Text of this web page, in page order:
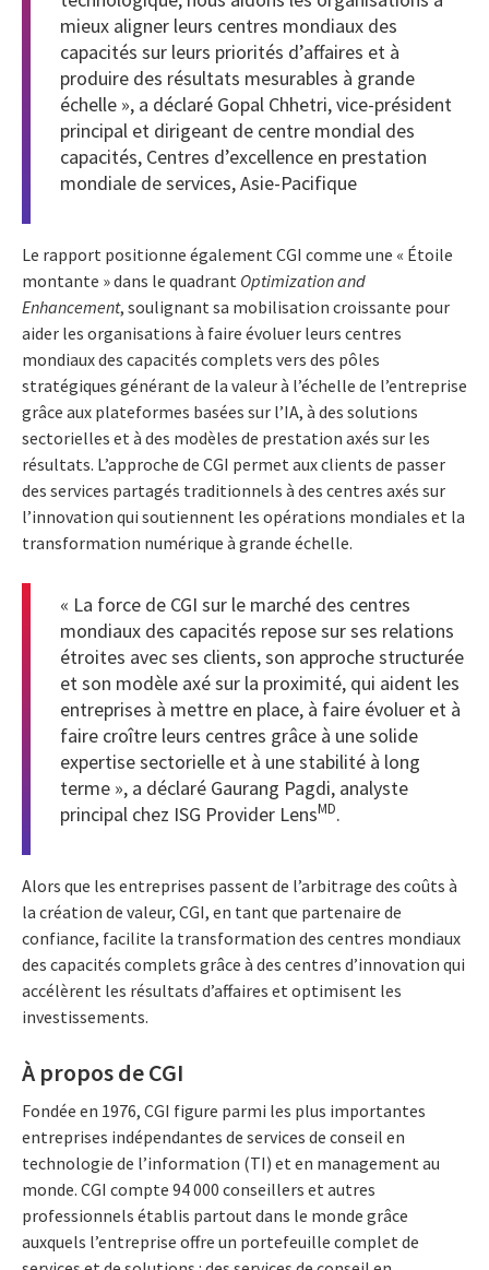
mieux aligner leurs centres mondiaux des
capacités sur leurs priorités d’affaires et à
produire des résultats mesurables à grande
échelle », a déclaré Gopal Chhetri, vice-président
principal et dirigeant de centre mondial des
capacités, Centres d’excellence en prestation
mondiale de services, Asie-Pacifique
Le rapport positionne également CGI comme une « Étoile
montante » dans le quadrant Optimization and
Enhancement, soulignant sa mobilisation croissante pour
aider les organisations à faire évoluer leurs centres
mondiaux des capacités complets vers des pôles
stratégiques générant de la valeur à l’échelle de l’entreprise
grâce aux plateformes basées sur l’IA, à des solutions
sectorielles et à des modèles de prestation axés sur les
résultats. L’approche de CGI permet aux clients de passer
des services partagés traditionnels à des centres axés sur
l’innovation qui soutiennent les opérations mondiales et la
transformation numérique à grande échelle.
« La force de CGI sur le marché des centres
mondiaux des capacités repose sur ses relations
étroites avec ses clients, son approche structurée
et son modèle axé sur la proximité, qui aident les
entreprises à mettre en place, à faire évoluer et à
faire croître leurs centres grâce à une solide
expertise sectorielle et à une stabilité à long
terme », a déclaré Gaurang Pagdi, analyste
principal chez ISG Provider LensMD.
Alors que les entreprises passent de l’arbitrage des coûts à
la création de valeur, CGI, en tant que partenaire de
confiance, facilite la transformation des centres mondiaux
des capacités complets grâce à des centres d’innovation qui
accélèrent les résultats d’affaires et optimisent les
investissements.
À propos de CGI
Fondée en 1976, CGI figure parmi les plus importantes
entreprises indépendantes de services de conseil en
technologie de l’information (TI) et en management au
monde. CGI compte 94 000 conseillers et autres
professionnels établis partout dans le monde grâce
auxquels l’entreprise offre un portefeuille complet de